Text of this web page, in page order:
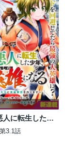
人に転生した少
の大英雄になる
第3.1話